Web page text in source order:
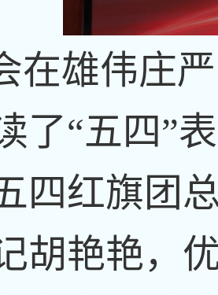
在雄伟庄
了“五四”
四红旗团
胡艳艳，